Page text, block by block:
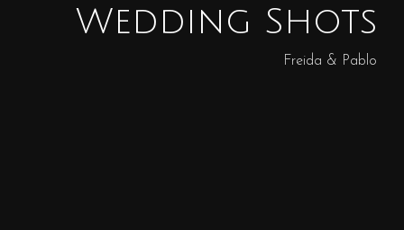
Wedding Shots
Freida & Pablo